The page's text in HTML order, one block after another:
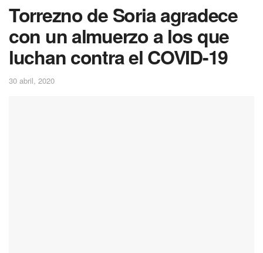
Torrezno de Soria agradece
con un almuerzo a los que
luchan contra el COVID-19
30 abril, 2020